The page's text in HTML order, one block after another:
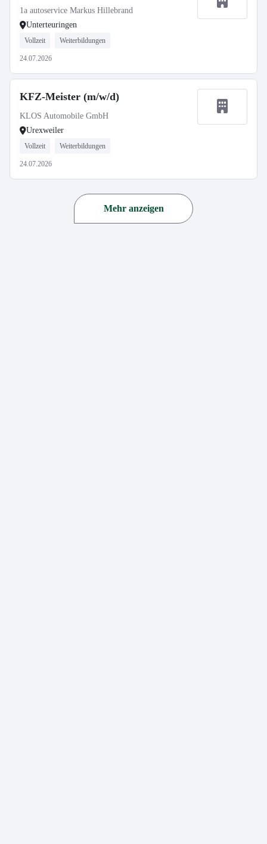
1a autoservice Markus Hillebrand
Unterteuringen
Vollzeit Weiterbildungen
24.07.2026
KFZ-Meister (m/w/d)
KLOS Automobile GmbH
Urexweiler
Vollzeit Weiterbildungen
24.07.2026
Mehr anzeigen